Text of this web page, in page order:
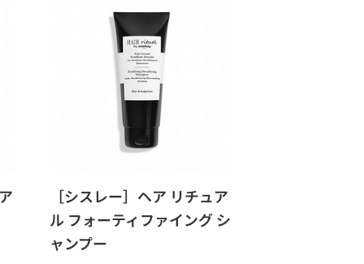
［シスレー］ヘア リチュア
ル フォーティファイング シ
ャンプー